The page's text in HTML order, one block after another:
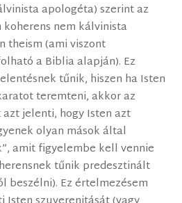
apologéta) szerint az
nem kálvinista
theism (ami viszont
a Biblia alapján). Ez
tűnik, hiszen ha Isten
teremteni, akkor az
jelenti, hogy Isten azt
olyan mások által
amit figyelembe kell vennie
tűnik predesztinált
beszélni). Ez értelmezésem